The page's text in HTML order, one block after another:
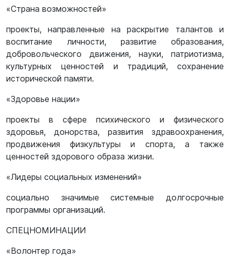
«Страна возможностей»
проекты, направленные на раскрытие талантов и
воспитание личности, развитие образования,
добровольческого движения, науки, патриотизма,
культурных ценностей и традиций, сохранение
исторической памяти.
«Здоровье нации»
проекты в сфере психического и физического
здоровья, донорства, развития здравоохранения,
продвижения физкультуры и спорта, а также
ценностей здорового образа жизни.
«Лидеры социальных изменений»
социально значимые системные долгосрочные
программы организаций.
СПЕЦНОМИНАЦИИ
«Волонтер года»